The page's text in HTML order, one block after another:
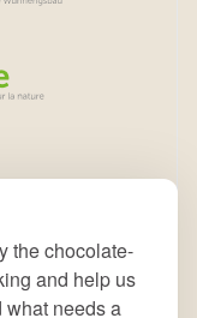
the chocolate-
and help us
what needs a